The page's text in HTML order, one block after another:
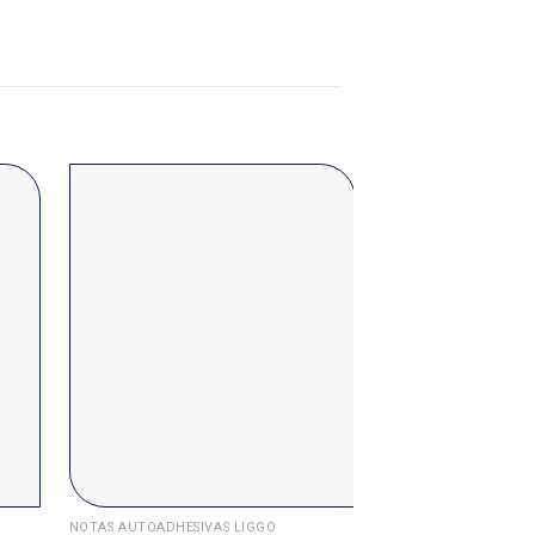
NOTAS AUTOADHESIVAS LIGGO